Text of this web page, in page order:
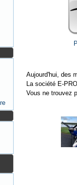
Aujourd'hui, des
La société E-
Vous ne trouvez